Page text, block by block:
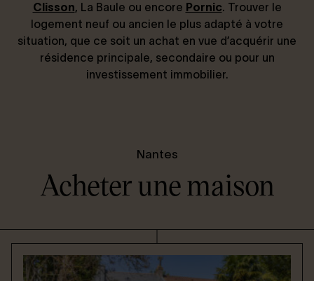
Clisson, La Baule ou encore Pornic. Trouver le
logement neuf ou ancien le plus adapté à votre
situation, que ce soit un achat en vue d’acquérir une
résidence principale, secondaire ou pour un
investissement immobilier.
Nantes
Acheter une maison